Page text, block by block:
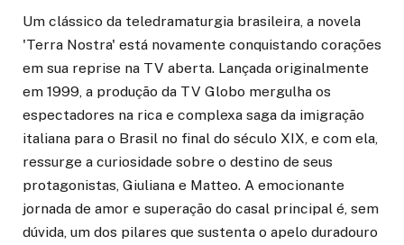
Um clássico da teledramaturgia brasileira, a novela
'Terra Nostra' está novamente conquistando corações
em sua reprise na TV aberta. Lançada originalmente
em 1999, a produção da TV Globo mergulha os
espectadores na rica e complexa saga da imigração
italiana para o Brasil no final do século XIX, e com ela,
ressurge a curiosidade sobre o destino de seus
protagonistas, Giuliana e Matteo. A emocionante
jornada de amor e superação do casal principal é, sem
dúvida, um dos pilares que sustenta o apelo duradouro